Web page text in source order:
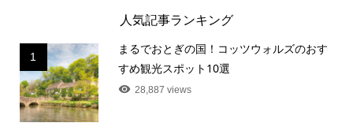
人気記事ランキング
1
まるでおとぎの国！コッツウォルズのおす
すめ観光スポット10選
28,887 views